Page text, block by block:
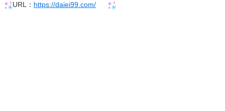
​​​​​​​URL： https://daiei99.com/